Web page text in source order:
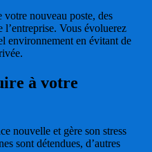
votre nouveau poste, des
Vous évoluerez
environnement en évitant de
à votre
nouvelle et gère son stress
sont détendues, d’autres